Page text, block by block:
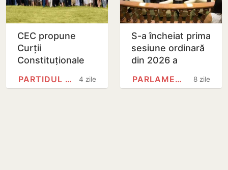
CEC propune
Curții
Constituționale
mandatului de 4 zile
PARTIDUL ACȚIUNE ȘI…
S-a încheiat prima
sesiune ordinară
din 2026 a
8 zile
PARLAMENTUL REPUBLICII MOLDOVA